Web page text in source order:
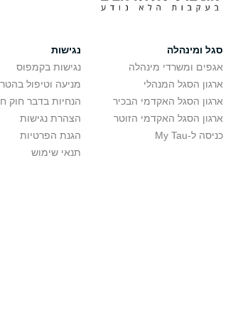
סגל ומינהלה
אגפים ומשרדי מינהלה
ארגון הסגל המנהלי
ארגון הסגל האקדמי הבכיר
ארגון הסגל האקדמי הזוטר
כניסה ל-My Tau
נגישות
נגישות בקמפוס
מניעה וטיפול
הנחיות בדבר חוק
הצהרת נגישות
הגנת הפרטיות
תנאי שימוש